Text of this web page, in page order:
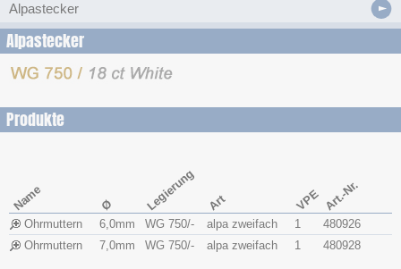
Alpastecker
Alpastecker
Produkte
Name Ø Legierung Art VPE Art.-Nr.
Ohrmuttern 6,0mm WG 750/- alpa zweifach 1
480926
Ohrmuttern
7,0mm WG 750/- alpa zweifach 1 480928